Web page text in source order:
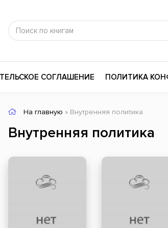
и здоровье
и Биография
литература
Религия
Справочники
СОГЛАШЕНИЕ ПОЛИТИКА
На главную » Внутренняя политика
Внутренняя политика